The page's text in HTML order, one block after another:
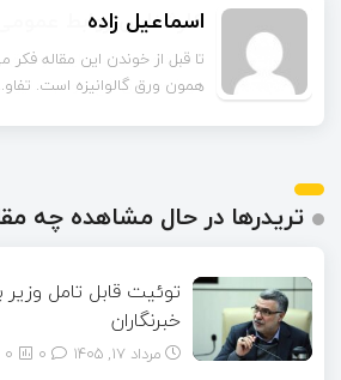
اسماعیل زاده
تا قبل از خوندن این مقاله فکر
همون ورق گالوانیزه است.
تریدرها در حال مشاهده چه
توئیت قابل تامل
خبرنگاران
مرداد ۱۷, ۱۴۰۵ 0